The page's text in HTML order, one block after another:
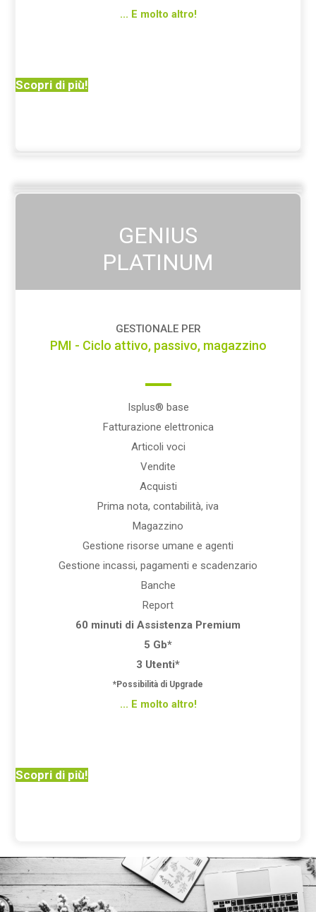
... E molto altro!
Scopri di più!
GENIUS
PLATINUM
GESTIONALE PER
PMI - Ciclo attivo, passivo, magazzino
Isplus® base
Fatturazione elettronica
Articoli voci
Vendite
Acquisti
Prima nota, contabilità, iva
Magazzino
Gestione risorse umane e agenti
Gestione incassi, pagamenti e scadenzario
Banche
Report
60 minuti di Assistenza Premium
5 Gb*
3 Utenti*
*Possibilità di Upgrade
... E molto altro!
Scopri di più!